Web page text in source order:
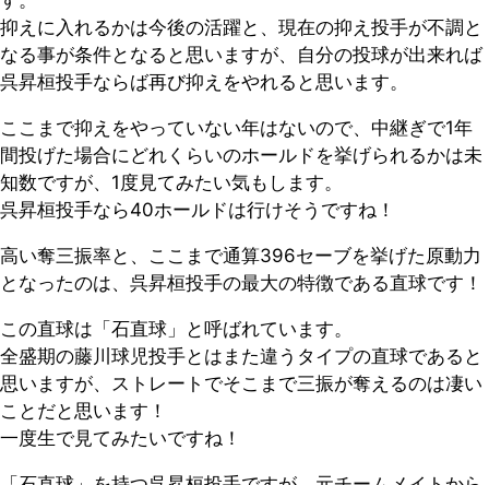
抑えに入れるかは今後の活躍と、現在の抑え投手が不調と
なる事が条件となると思いますが、自分の投球が出来れば
呉昇桓投手ならば再び抑えをやれると思います。
ここまで抑えをやっていない年はないので、中継ぎで1年
間投げた場合にどれくらいのホールドを挙げられるかは未
知数ですが、1度見てみたい気もします。
呉昇桓投手なら40ホールドは行けそうですね！
高い奪三振率と、ここまで通算396セーブを挙げた原動力
となったのは、呉昇桓投手の最大の特徴である直球です！
この直球は「石直球」と呼ばれています。
全盛期の藤川球児投手とはまた違うタイプの直球であると
思いますが、ストレートでそこまで三振が奪えるのは凄い
ことだと思います！
一度生で見てみたいですね！